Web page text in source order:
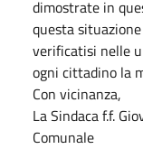
dimostrate in
questa
verificatisi nelle
ogni cittadino la
Con vicinanza,
La Sindaca f.f.
Comunale